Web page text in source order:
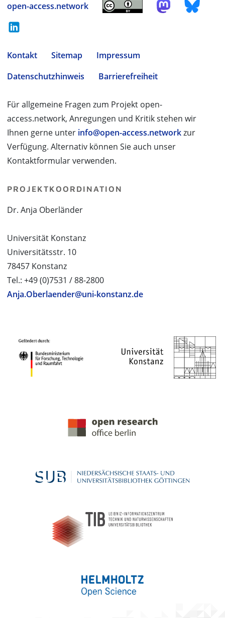
open-access.network
Kontakt Sitemap
Impressum
Datenschutzhinweis
Barrierefreiheit
Für allgemeine Fragen zum Projekt open-
access.network, Anregungen und Kritik stehen wir
Ihnen gerne unter info@open-access.networkzur
Verfügung. Alternativ können Sie auch unser
Kontaktformular verwenden.
PROJEKTKOORDINATION
Dr. Anja Oberländer
Universität Konstanz
Universitätsstr. 10
78457 Konstanz
Tel.: +49 (0)7531 / 88-2800
Anja.Oberlaender@uni-konstanz.de